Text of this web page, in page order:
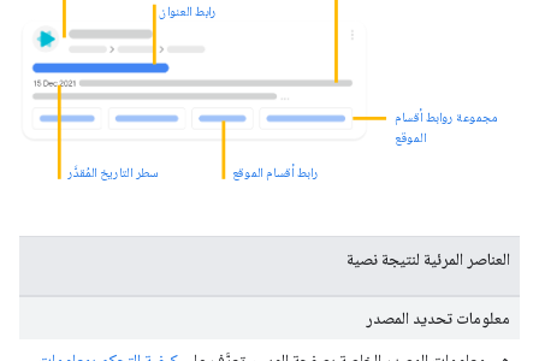
رابط العنوان
سطر التاريخ المُقدَّر رابط أقسام الموقع
مجموعة روابط أقسام
الموقع
العناصر المرئية لنتيجة نصية
معلومات تحديد المصدر